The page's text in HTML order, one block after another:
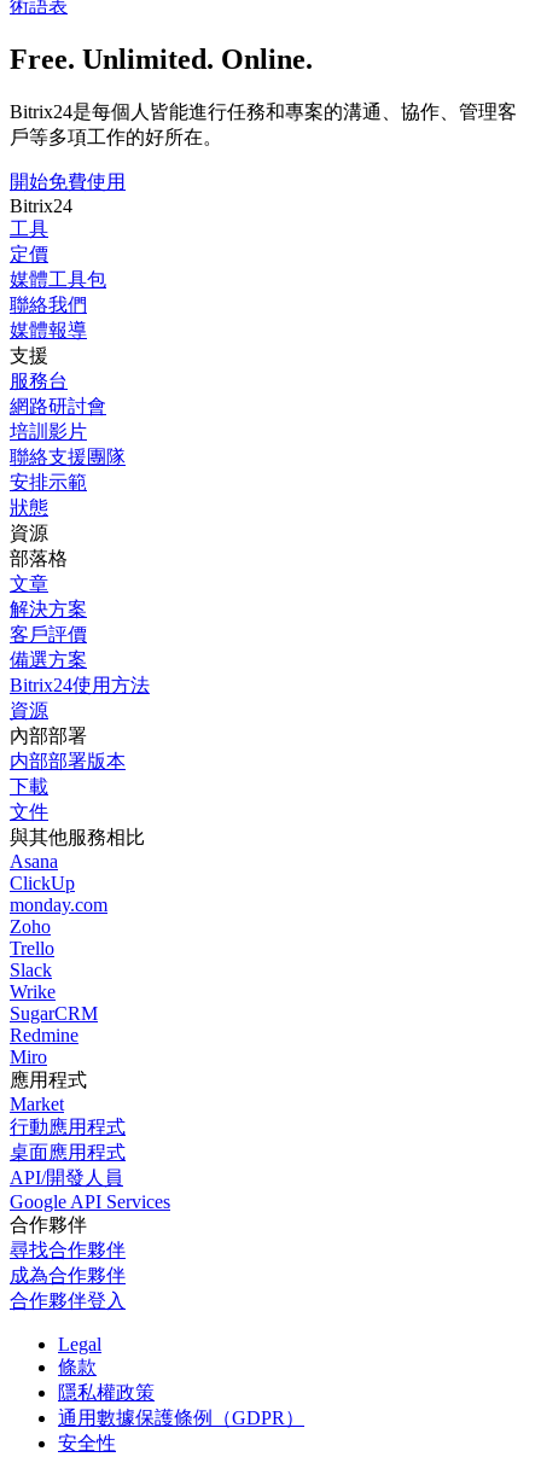
術語表
Free. Unlimited. Online.
Bitrix24是每個人皆能進行任務和專案的溝通、協作、管理客
戶等多項工作的好所在。
開始免費使用
Bitrix24
工具
定價
媒體工具包
聯絡我們
媒體報導
支援
服務台
網路研討會
培訓影片
聯絡支援團隊
安排示範
狀態
資源
部落格
文章
解決方案
客戶評價
備選方案
Bitrix24使用方法
資源
內部部署
内部部署版本
下載
文件
與其他服務相比
Asana
ClickUp
monday.com
Zoho
Trello
Slack
Wrike
SugarCRM
Redmine
Miro
應用程式
Market
行動應用程式
桌面應用程式
API/開發人員
Google API Services
合作夥伴
尋找合作夥伴
成為合作夥伴
合作夥伴登入
Legal
條款
隱私權政策
通用數據保護條例（GDPR）
安全性